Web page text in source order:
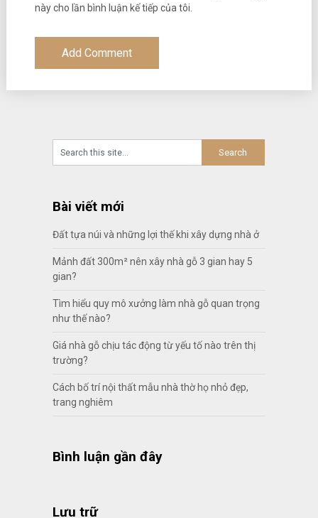
này cho lần bình luận kế tiếp của tôi.
Bài viết mới
Đất tựa núi và những lợi thế khi xây dựng nhà ở
Mảnh đất 300m² nên xây nhà gỗ 3 gian hay 5
gian?
Tìm hiểu quy mô xưởng làm nhà gỗ quan trọng
như thế nào?
Giá nhà gỗ chịu tác động từ yếu tố nào trên thị
trường?
Cách bố trí nội thất mẫu nhà thờ họ nhỏ đẹp,
trang nghiêm
Bình luận gần đây
Lưu trữ